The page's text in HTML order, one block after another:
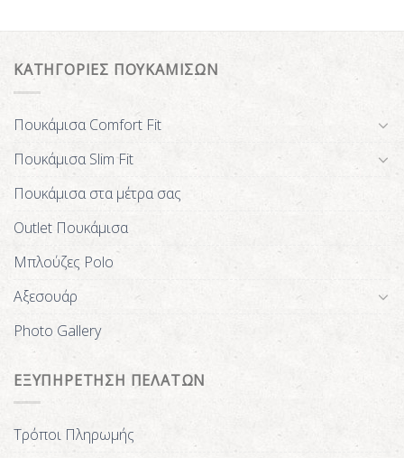
ΚΑΤΗΓΟΡΙΕΣ ΠΟΥΚΑΜΙΣΩΝ
Πουκάμισα Comfort Fit
Πουκάμισα Slim Fit
Πουκάμισα στα μέτρα σας
Outlet Πουκάμισα
Μπλούζες Polo
Αξεσουάρ
Photo Gallery
ΕΞΥΠΗΡΕΤΗΣΗ ΠΕΛΑΤΩΝ
Τρόποι Πληρωμής